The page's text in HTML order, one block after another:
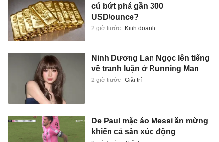
cú bứt phá gần 300
USD/ounce?
2 giờ trước Kinh doanh
Ninh Dương Lan Ngọc lên tiếng
về tranh luận ở Running Man
2 giờ trước Giải trí
De Paul mặc áo Messi ăn mừng
khiến cả sân xúc động